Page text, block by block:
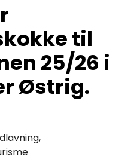
til
25/26 i
Østrig.
,